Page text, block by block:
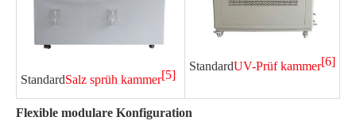
StandardSalz sprüh kammer[5]
StandardUV-Prüf kammer[6]
Flexible modulare Konfiguration